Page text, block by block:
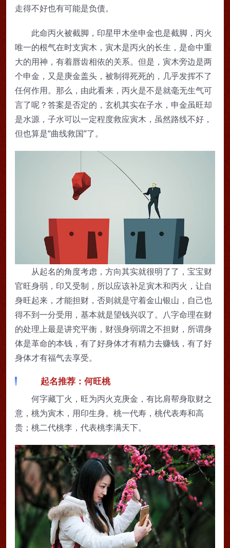
走得不好也有可能是负债。
此命丙火被截脚，印星甲木坐申金也是截脚，丙火
唯一的根气在时支寅木，寅木是丙火的长生，是命中重
大的用神，有着唇齿相依的关系。但是，寅木旁边是两
个申金，又是庚金盖头，被制得死死的，几乎发挥不了
任何作用。那么，由此看来，丙火是不是就毫无生气可
言了呢？答案是否定的，玄机其实在子水，申金虽旺却
是水源，子水可以一定程度救应寅木，虽然路线不好，
但也算是“曲线救国”了。
从起名的角度考虑，方向其实就很明了了，宝宝财
官旺身弱，印又受制，所以应该补足寅木和丙火，让自
身旺起来，才能担财，否则就是守着金山银山，自己也
得不到一分受用，基本就是望钱兴叹了。八字命理在财
的处理上最是讲究平衡，财强身弱谓之不担财，所谓身
体是革命的本钱，有了好身体才有精力去赚钱，有了好
身体才有福气去享受。
起名推荐：何旺桃
何字藏丁火，旺为丙火克庚金，有比肩帮身取财之
意，桃为寅木，用印生身。桃一代寿，桃代表寿和高
贵；桃二代桃李，代表桃李满天下。